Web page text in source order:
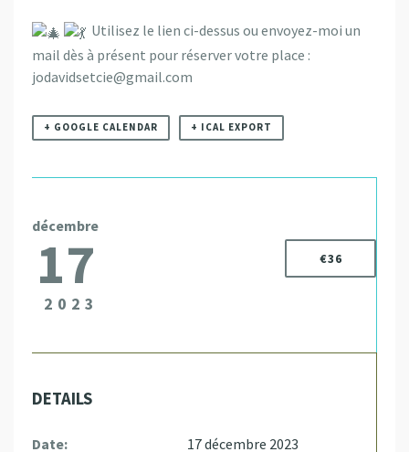
Utilisez le lien ci-dessus ou envoyez-moi un
mail dès à présent pour réserver votre place :
jodavidsetcie@gmail.com
+ GOOGLE CALENDAR + ICAL EXPORT
décembre
17
2023
€36
DETAILS
Date: 17 décembre 2023